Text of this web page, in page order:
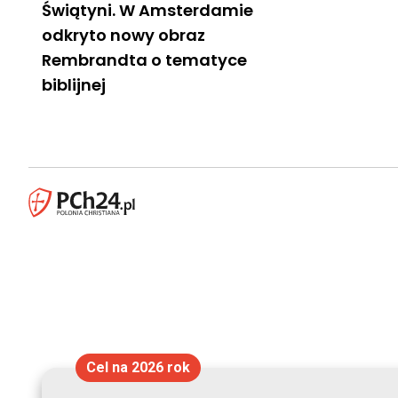
Świątyni. W Amsterdamie
odkryto nowy obraz
Rembrandta o tematyce
biblijnej
Cel na 2026 rok